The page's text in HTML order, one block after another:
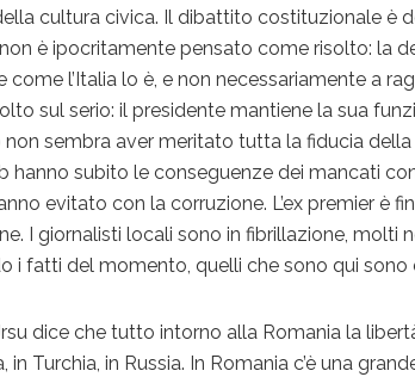
cultura civica. Il dibattito costituzionale è
è ipocritamente pensato come risolto: la
come l’Italia lo è, e non necessariamente a
sul serio: il presidente mantiene la sua
sembra aver meritato tutta la fiducia
hanno subito le conseguenze dei mancati
evitato con la corruzione. L’ex premier è
I giornalisti locali sono in fibrillazione, molti
i fatti del momento, quelli che sono qui sono
dice che tutto intorno alla Romania la
in Turchia, in Russia. In Romania c’è una